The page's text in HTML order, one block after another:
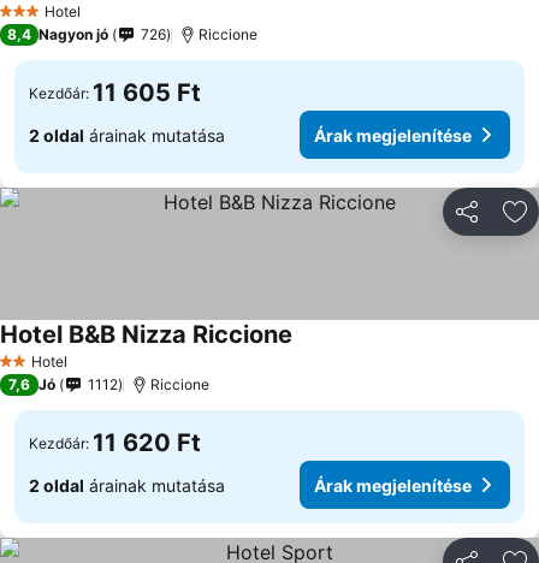
3 Kategória
Hotel
8,4 Nagyon jó 726 Riccione
Kezdőár: 11 605 Ft
2 oldal árainak mutatása Árak megjelenítése
2 Kategória
Hotel
Hotel B&B Nizza Riccione
7,6 Jó 1112 Riccione
Kezdőár: 11 620 Ft
2 oldal árainak mutatása Árak megjelenítése